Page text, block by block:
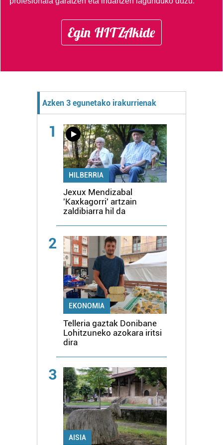
Egin HITZAkide
Azken 3 egunetako irakurrienak
1
HILBERRIA
Jexux Mendizabal
'Kaxkagorri' artzain
zaldibiarra hil da
2
EKONOMIA
Telleria gaztak Donibane
Lohitzuneko azokara iritsi
dira
3
AISIA